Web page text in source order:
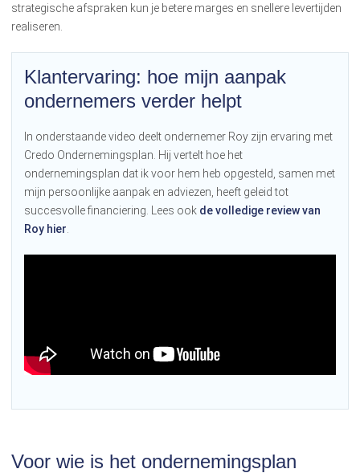
strategische afspraken kun je betere marges en snellere levertijden
realiseren.
Klantervaring: hoe mijn aanpak
ondernemers verder helpt
In onderstaande video deelt ondernemer Roy zijn ervaring met
Credo Ondernemingsplan. Hij vertelt hoe het
ondernemingsplan dat ik voor hem heb opgesteld, samen met
mijn persoonlijke aanpak en adviezen, heeft geleid tot
succesvolle financiering. Lees ook de volledige review van
Roy hier
Voor wie is het ondernemingsplan